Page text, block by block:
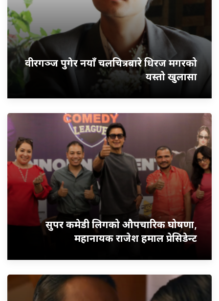
वीरगञ्ज पुगेर नयाँ चलचित्रबारे धिरज मगरको
यस्तो खुलासा
सुपर कमेडी लिगको औपचारिक घोषणा,
महानायक राजेश हमाल प्रेसिडेन्ट